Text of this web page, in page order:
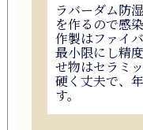
ラバーダム防
を作るので感
作製はファイ
最小限にし精
せ物はセラミ
硬く丈夫で、
す。